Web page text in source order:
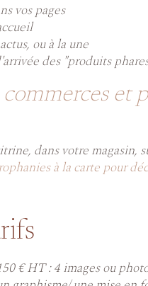
vos pages
ou à la une
des "produits
et
dans votre magasin,
à la carte pour
€ HT : 4 images ou